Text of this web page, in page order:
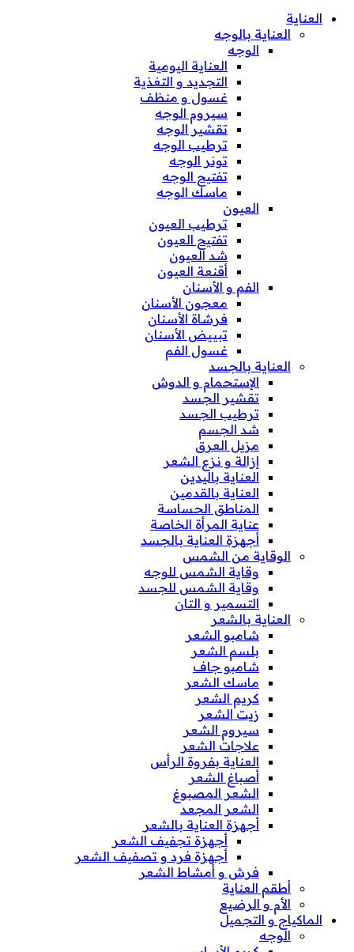
العناية
العناية بالوجه
الوجه
العناية اليومية
التجديد و التغذية
غسول و منظف
سيروم الوجه
تقشير الوجه
ترطيب الوجه
تونر الوجه
تفتيح الوجه
ماسك الوجه
العيون
ترطيب العيون
تفتيح العيون
شد العيون
أقنعة العيون
الفم و الأسنان
معجون الأسنان
فرشاة الأسنان
تبييض الأسنان
غسول الفم
العناية بالجسد
الإستحمام و الدوش
تقشير الجسد
ترطيب الجسد
شد الجسم
مزيل العرق
إزالة و نزع الشعر
العناية باليدين
العناية بالقدمين
المناطق الحساسة
عناية المرأة الخاصة
أجهزة العناية بالجسد
الوقاية من الشمس
وقاية الشمس للوجه
وقاية الشمس للجسد
التسمير و التان
العناية بالشعر
شامبو الشعر
بلسم الشعر
شامبو جاف
ماسك الشعر
كريم الشعر
زيت الشعر
سيروم الشعر
علاجات الشعر
العناية بفروة الرأس
أصباغ الشعر
الشعر المصبوغ
الشعر المجعد
أجهزة العناية بالشعر
أجهزة تجفيف الشعر
أجهزة فرد و تصفيف الشعر
فرش و أمشاط الشعر
أطقم العناية
الأم و الرضيع
الماكياج و التجميل
الوجه